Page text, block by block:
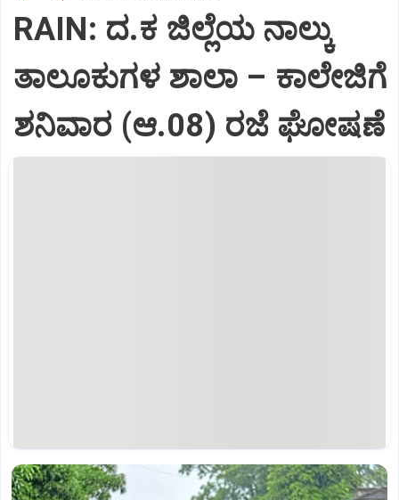
RAIN: ದ.ಕ ಜಿಲ್ಲೆಯ ನಾಲ್ಕು
ತಾಲೂಕುಗಳ ಶಾಲಾ – ಕಾಲೇಜಿಗೆ
ಶನಿವಾರ (ಆ.08) ರಜೆ ಘೋಷಣೆ